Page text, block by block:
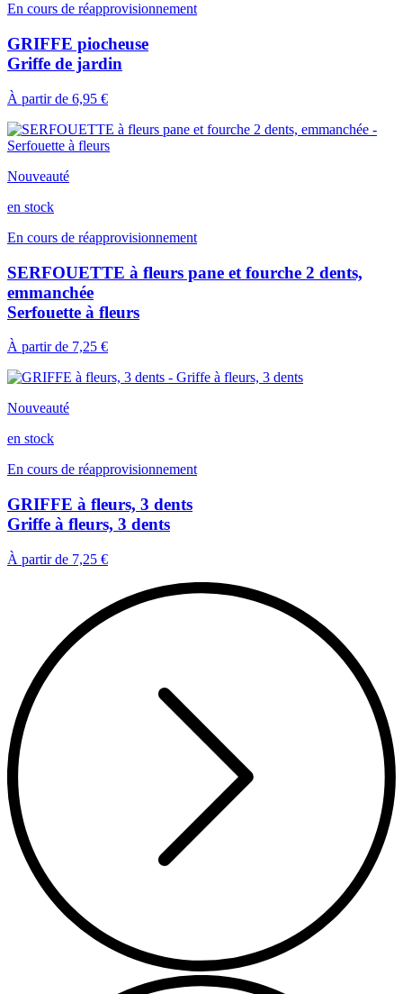
En cours de réapprovisionnement
GRIFFE piocheuse
Griffe de jardin
À partir de 6,95 €
Nouveauté
en stock
En cours de réapprovisionnement
SERFOUETTE à fleurs pane et fourche 2 dents,
emmanchée
Serfouette à fleurs
À partir de 7,25 €
Nouveauté
en stock
En cours de réapprovisionnement
GRIFFE à fleurs, 3 dents
Griffe à fleurs, 3 dents
À partir de 7,25 €